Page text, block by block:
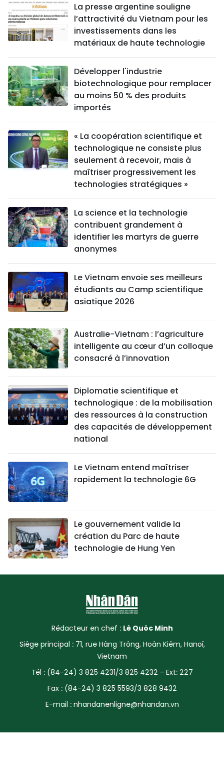
La presse argentine souligne
l’attractivité du Vietnam pour les
investissements dans les
matériaux de haute technologie
Développer l'industrie
biotechnologique pour remplacer
au moins 50 % des produits
importés
« La coopération scientifique et
technologique ne consiste plus
seulement à recevoir, mais à
maîtriser progressivement les
technologies stratégiques »
La science et la technologie
contribuent grandement à
identifier les martyrs de guerre
anonymes
Le Vietnam envoie ses meilleurs
étudiants au Camp scientifique
asiatique 2026
Australie-Vietnam : l’agriculture
intelligente au cœur d’un colloque
consacré à l’innovation
Diplomatie scientifique et
technologique : de la mobilisation
des ressources à la construction
des capacités de développement
national
Le Vietnam entend maîtriser
rapidement la technologie 6G
Le gouvernement valide la
création du Parc de haute
technologie de Hung Yen
Rédacteur en chef : Lê Quôc Minh
Siège principal : 71, rue Hàng Trông, Hoàn Kiêm, Hanoï,
Vietnam
Tél : (84-24) 3 825 4231/3 825 4232 - Ext: 227
Fax : (84-24) 3 825 5593/3 828 9432
E-mail : nhandanenligne@nhandan.vn